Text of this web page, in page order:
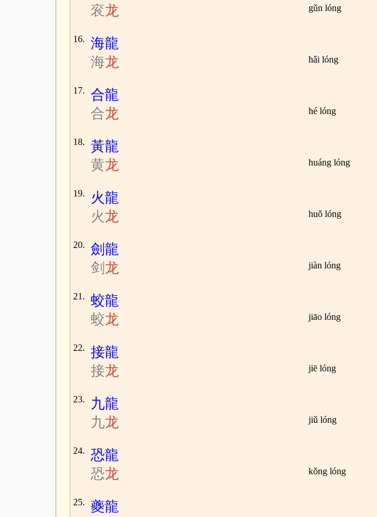
衮龙 gǔn lóng
16.
海龍
海龙 hǎi lóng
17.
合龍
合龙 hé lóng
18.
黃龍
黄龙 huáng lóng
19.
火龍
火龙 huǒ lóng
20.
劍龍
剑 龙 jiàn lóng
21.
蛟龍
蛟龙 jiāo lóng
22.
接龍
接龙 jiē lóng
23.
九龍
九龙 jiǔ lóng
24.
恐龍
恐龙 kǒng lóng
25.
夔龍